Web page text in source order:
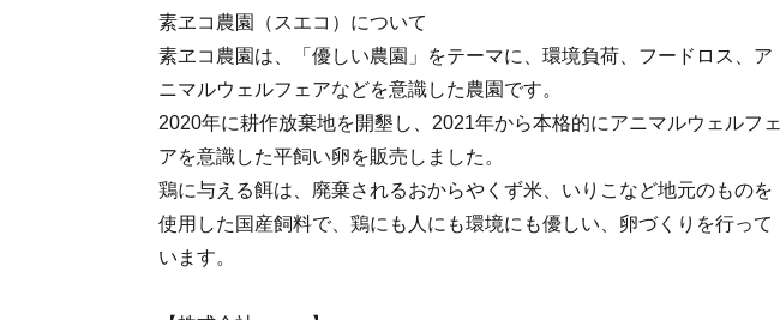
素ヱコ農園（スエコ）について
素ヱコ農園は、「優しい農園」をテーマに、環境負荷、フードロス、ア
ニマルウェルフェアなどを意識した農園です。
2020年に耕作放棄地を開墾し、2021年から本格的にアニマルウェルフェ
アを意識した平飼い卵を販売しました。
鶏に与える餌は、廃棄されるおからやくず米、いりこなど地元のものを
使用した国産飼料で、鶏にも人にも環境にも優しい、卵づくりを行って
います。